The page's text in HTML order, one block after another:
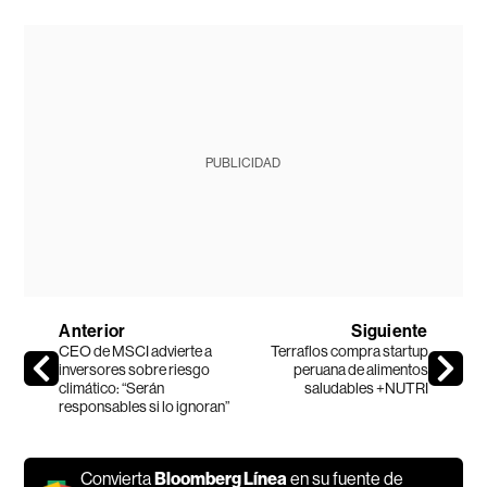
PUBLICIDAD
Anterior
CEO de MSCI advierte a
inversores sobre riesgo
climático: “Serán
responsables si lo ignoran”
Siguiente
Terraflos compra startup
peruana de alimentos
saludables +NUTRI
Convierta Bloomberg Líneaen su fuente de